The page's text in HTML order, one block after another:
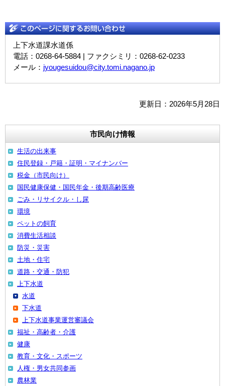
上下水道課水道係
電話：0268-64-5884 | ファクシミリ：0268-62-0233
メール： jyougesuidou@city.tomi.nagano.jp
更新日：2026年5月28日
市民向け情報
生活の出来事
住民登録・戸籍・証明・マイナンバー
税金（市民向け）
国民健康保健・国民年金・後期高齢医療
ごみ・リサイクル・し尿
環境
ペットの飼育
消費生活相談
防災・災害
土地・住宅
道路・交通・防犯
上下水道
水道
下水道
上下水道事業運営審議会
福祉・高齢者・介護
健康
教育・文化・スポーツ
人権・男女共同参画
農林業